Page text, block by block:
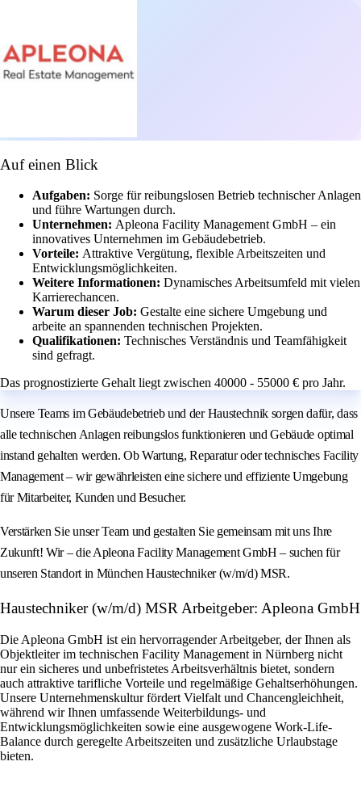
Auf einen Blick
Aufgaben: Sorge für reibungslosen Betrieb technischer Anlagen
und führe Wartungen durch.
Unternehmen: Apleona Facility Management GmbH – ein
innovatives Unternehmen im Gebäudebetrieb.
Vorteile: Attraktive Vergütung, flexible Arbeitszeiten und
Entwicklungsmöglichkeiten.
Weitere Informationen: Dynamisches Arbeitsumfeld mit vielen
Karrierechancen.
Warum dieser Job: Gestalte eine sichere Umgebung und
arbeite an spannenden technischen Projekten.
Qualifikationen: Technisches Verständnis und Teamfähigkeit
sind gefragt.
Das prognostizierte Gehalt liegt zwischen 40000 - 55000 € pro Jahr.
Unsere Teams im Gebäudebetrieb und der Haustechnik sorgen dafür, dass
alle technischen Anlagen reibungslos funktionieren und Gebäude optimal
instand gehalten werden. Ob Wartung, Reparatur oder technisches Facility
Management – wir gewährleisten eine sichere und effiziente Umgebung
für Mitarbeiter, Kunden und Besucher.
Verstärken Sie unser Team und gestalten Sie gemeinsam mit uns Ihre
Zukunft! Wir – die Apleona Facility Management GmbH – suchen für
unseren Standort in München Haustechniker (w/m/d) MSR.
Haustechniker (w/m/d) MSR Arbeitgeber: Apleona GmbH
Die Apleona GmbH ist ein hervorragender Arbeitgeber, der Ihnen als
Objektleiter im technischen Facility Management in Nürnberg nicht
nur ein sicheres und unbefristetes Arbeitsverhältnis bietet, sondern
auch attraktive tarifliche Vorteile und regelmäßige Gehaltserhöhungen.
Unsere Unternehmenskultur fördert Vielfalt und Chancengleichheit,
während wir Ihnen umfassende Weiterbildungs- und
Entwicklungsmöglichkeiten sowie eine ausgewogene Work-Life-
Balance durch geregelte Arbeitszeiten und zusätzliche Urlaubstage
bieten.